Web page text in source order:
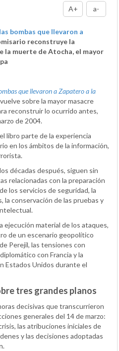
A+ a-
bombas que llevaron a
reconstruye la
muerte de Atocha, el mayor
que llevaron a Zapatero a la
sobre la mayor masacre
reconstruir lo ocurrido antes,
de 2004.
libro parte de la experiencia
en los ámbitos de la información,
décadas después, siguen sin
relacionadas con la preparación
los servicios de seguridad, la
la conservación de las pruebas y
ejecución material de los ataques,
de un escenario geopolítico
Perejil, las tensiones con
con Francia y la
Estados Unidos durante el
tres grandes planos
decisivas que transcurrieron
generales del 14 de marzo:
las atribuciones iniciales de
y las decisiones adoptadas